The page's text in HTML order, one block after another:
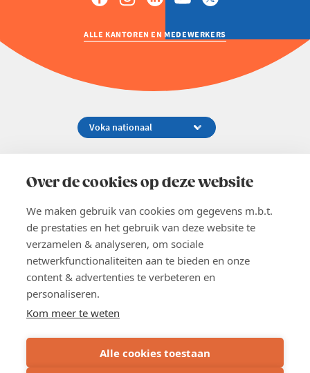
Over de cookies op deze website
We maken gebruik van cookies om gegevens m.b.t.
de prestaties en het gebruik van deze website te
verzamelen & analyseren, om sociale
netwerkfunctionaliteiten aan te bieden en onze
content & advertenties te verbeteren en
personaliseren.
Kom meer te weten
Alle cookies toestaan
ALLE KANTOREN EN MEDEWERKERS
02 229 81 11
EN
Word lid
Voka 2026